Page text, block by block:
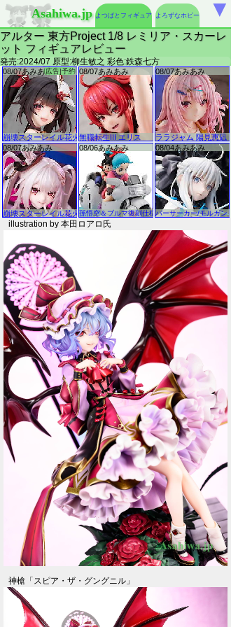
Asahiwa.jp よつばとフィギュア よろずなホビー
アルター 東方Project 1/8 レミリア・スカーレ
ット フィギュアレビュー
発売:2024/07 原型:柳生敏之 彩色:鉄森七方
illustration by 本田ロアロ氏
神槍「スピア・ザ・グングニル」
▼